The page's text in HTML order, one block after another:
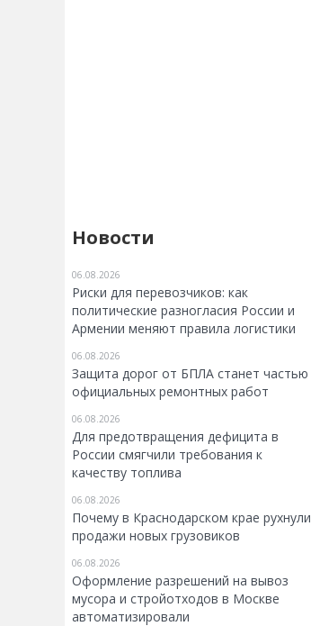
Новости
06.08.2026
Риски для перевозчиков: как
политические разногласия России и
Армении меняют правила логистики
06.08.2026
Защита дорог от БПЛА станет частью
официальных ремонтных работ
06.08.2026
Для предотвращения дефицита в
России смягчили требования к
качеству топлива
06.08.2026
Почему в Краснодарском крае рухнули
продажи новых грузовиков
06.08.2026
Оформление разрешений на вывоз
мусора и стройотходов в Москве
автоматизировали